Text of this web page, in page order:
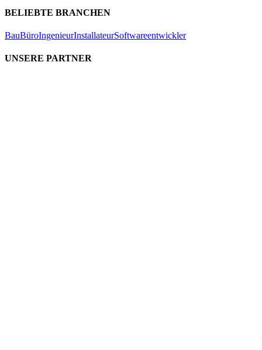
BELIEBTE BRANCHEN
BauBüroIngenieurInstallateurSoftwareentwickler
UNSERE PARTNER